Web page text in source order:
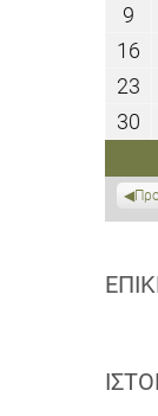
9
16
23
30